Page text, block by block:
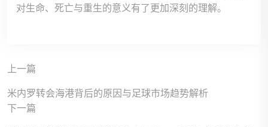
对生命、死亡与重生的意义有了更加深刻的理解。
上一篇
米内罗转会海港背后的原因与足球市场趋势解析
下一篇